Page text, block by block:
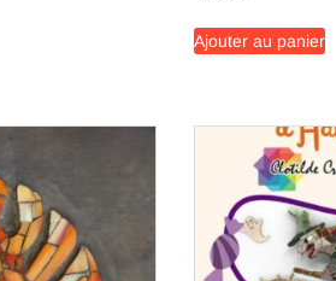
Ajouter au panier